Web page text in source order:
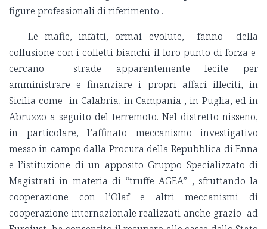
figure professionali di riferimento .
Le mafie, infatti, ormai evolute, fanno della
collusione con i colletti bianchi il loro punto di forza e
cercano strade apparentemente lecite per
amministrare e finanziare i propri affari illeciti, in
Sicilia come in Calabria, in Campania , in Puglia, ed in
Abruzzo a seguito del terremoto. Nel distretto nisseno,
in particolare, l’affinato meccanismo investigativo
messo in campo dalla Procura della Repubblica di Enna
e l’istituzione di un apposito Gruppo Specializzato di
Magistrati in materia di “truffe AGEA” , sfruttando la
cooperazione con l’Olaf e altri meccanismi di
cooperazione internazionale realizzati anche grazio ad